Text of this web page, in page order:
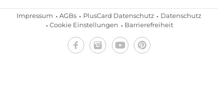
Impressum AGBs PlusCard Datenschutz
Datenschutz
Cookie Einstellungen
Barrierefreiheit